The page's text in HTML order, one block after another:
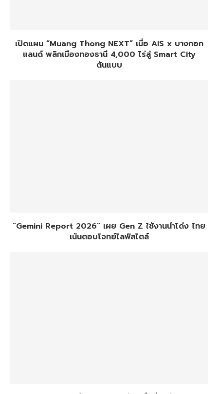
เปิดแผน “Muang Thong NEXT” เมื่อ AIS x บางกอก
แลนด์ พลิกเมืองทองธานี 4,000 ไร่สู่ Smart City
ต้นแบบ
“Gemini Report 2026” เผย Gen Z ใช้งานนำโด่ง ไทย
เน้นตอบโจทย์ไลฟ์สไตล์